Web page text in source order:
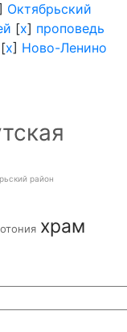
Октябрьский
[x] проповедь
[x] Ново-Ленино
район
храм